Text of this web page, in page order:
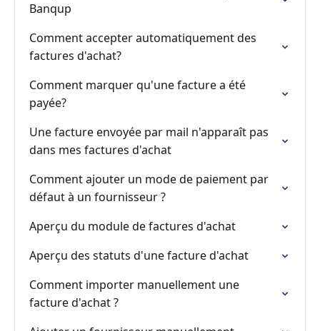
Banqup
Comment accepter automatiquement des
factures d'achat?
Comment marquer qu'une facture a été
payée?
Une facture envoyée par mail n'apparaît pas
dans mes factures d'achat
Comment ajouter un mode de paiement par
défaut à un fournisseur ?
Aperçu du module de factures d'achat
Aperçu des statuts d'une facture d'achat
Comment importer manuellement une
facture d'achat ?